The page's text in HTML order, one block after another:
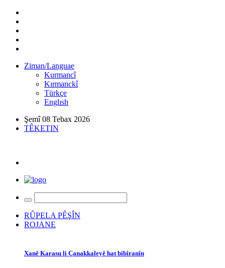
Ziman/Languae
Kurmancî
Kırmanckî
Türkçe
Englısh
Şemî 08 Tebax 2026
TÊKETIN
RÛPELA PÊŞÎN
ROJANE
Xanê Karasu li Çanakkaleyê hat bibîranîn